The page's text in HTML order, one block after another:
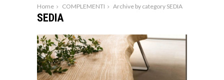
Home COMPLEMENTI Archive by category SEDIA
SEDIA